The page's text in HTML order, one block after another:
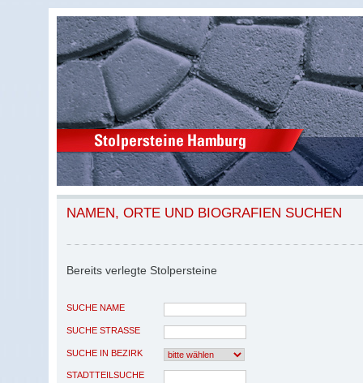
NAMEN, ORTE UND BIOGRAFIEN SUCHEN
Bereits verlegte Stolpersteine
SUCHE NAME
SUCHE STRASSE
SUCHE IN BEZIRK
STADTTEILSUCHE